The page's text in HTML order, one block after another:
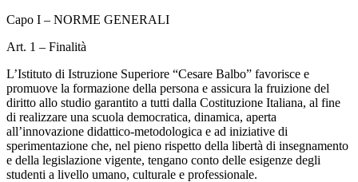
Capo I – NORME GENERALI
Art. 1 – Finalità
L’Istituto di Istruzione Superiore “Cesare Balbo” favorisce e
promuove la formazione della persona e assicura la fruizione del
diritto allo studio garantito a tutti dalla Costituzione Italiana, al fine
di realizzare una scuola democratica, dinamica, aperta
all’innovazione didattico-metodologica e ad iniziative di
sperimentazione che, nel pieno rispetto della libertà di insegnamento
e della legislazione vigente, tengano conto delle esigenze degli
studenti a livello umano, culturale e professionale.